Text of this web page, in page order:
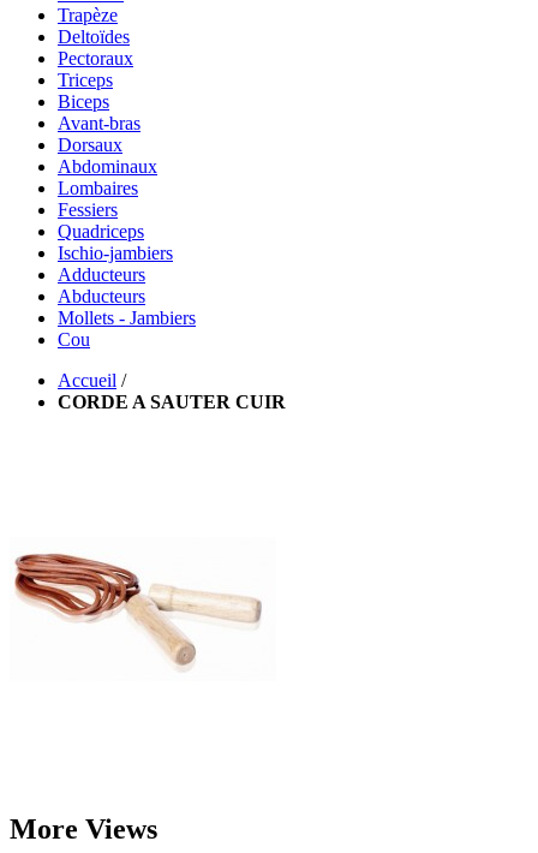
Trapèze
Deltoïdes
Pectoraux
Triceps
Biceps
Avant-bras
Dorsaux
Abdominaux
Lombaires
Fessiers
Quadriceps
Ischio-jambiers
Adducteurs
Abducteurs
Mollets - Jambiers
Cou
Accueil /
CORDE A SAUTER CUIR
More Views